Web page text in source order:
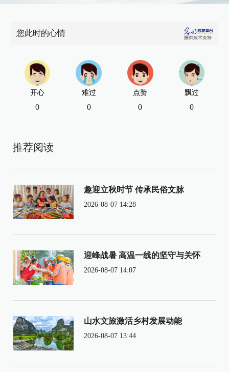
您此时的心情
开心
0
难过
0
点赞
0
飘过
0
推荐阅读
趣迎立秋时节 传承民俗文脉
2026-08-07 14:28
迎峰战暑 高温一线的坚守与关怀
2026-08-07 14:07
山水文旅激活乡村发展动能
2026-08-07 13:44